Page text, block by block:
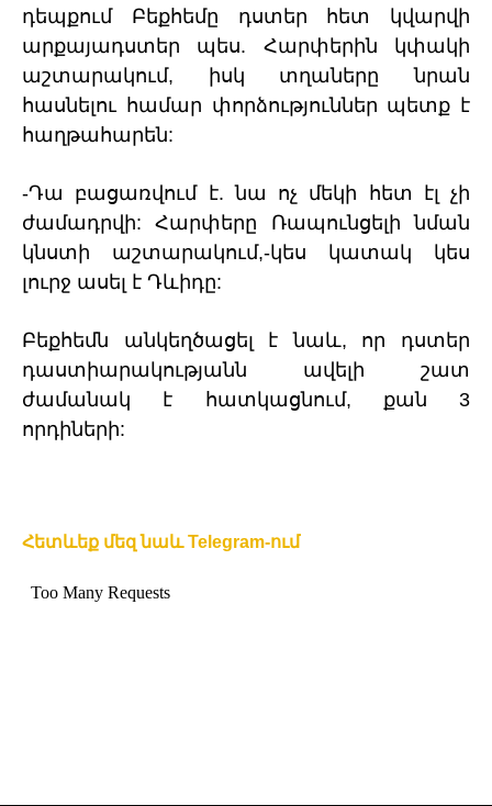
դեպքում Բեքհեմը դստեր հետ կվարվի
արքայադստեր պես. Հարփերին կփակի
աշտարակում, իսկ տղաները նրան
հասնելու համար փորձություններ պետք է
հաղթահարեն:
-Դա բացառվում է. նա ոչ մեկի հետ էլ չի
ժամադրվի: Հարփերը Ռապունցելի նման
կնստի աշտարակում,-կես կատակ կես
լուրջ ասել է Դևիդը:
Բեքհեմն անկեղծացել է նաև, որ դստեր
դաստիարակությանն ավելի շատ
ժամանակ է հատկացնում, քան 3
որդիների:
Հետևեք մեզ նաև Telegram-ում